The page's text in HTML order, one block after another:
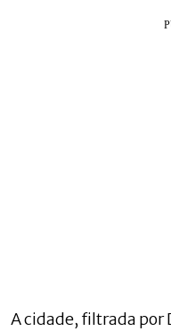
A cidade, filtrada por